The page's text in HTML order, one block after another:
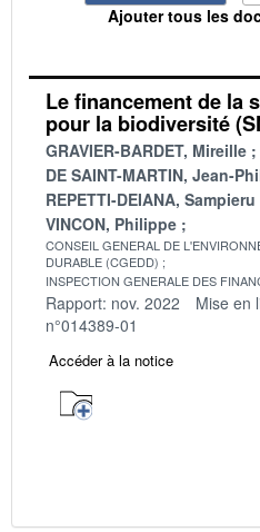
Ajouter tous les
Le financement de la
pour la biodiversité
GRAVIER-BARDET, Mireille
DE SAINT-MARTIN, Jean-
REPETTI-DEIANA, Sampieru
VINCON, Philippe
CONSEIL GENERAL DE
DURABLE (CGEDD)
INSPECTION GENERALE DES
Rapport: nov. 2022 Mise en
n°014389-01
Accéder à la notice